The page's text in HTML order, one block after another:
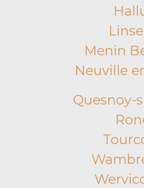
Menin
Neuville
Quesnoy-